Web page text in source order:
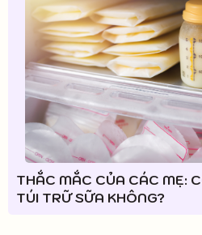
THẮC MẮC CỦA CÁC MẸ:
TÚI TRỮ SỮA KHÔNG?